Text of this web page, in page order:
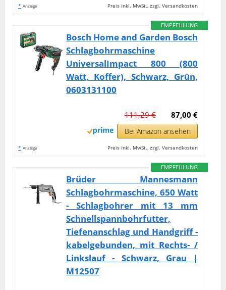
* Anzeige Preis inkl. MwSt., zzgl. Versandkosten
EMPFEHLUNG
Bosch Home and Garden Bosch
Schlagbohrmaschine
UniversalImpact 800 (800
Watt, Koffer), Schwarz, Grün,
0603131100
87,00 €
111,29 €
Bei Amazon ansehen
* Anzeige Preis inkl. MwSt., zzgl. Versandkosten
EMPFEHLUNG
Brüder Mannesmann
Schlagbohrmaschine, 650 Watt
- Schlagbohrer mit 13 mm
Schnellspannbohrfutter,
Tiefenanschlag und Handgriff -
kabelgebunden, mit Rechts- /
Linkslauf - Schwarz, Grau |
M12507